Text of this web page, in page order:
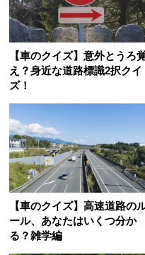
【車のクイズ】意外とうろ
え？身近な道路標識2択クイ
ズ！
【車のクイズ】高速道路の
ール、あなたはいくつ分か
る？雑学編